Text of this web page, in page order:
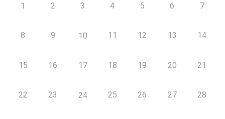
1 2 3 4 5 6 7
8 9 10 11 12 13 14
15 16 17 18 19 20 21
22 23 24 25 26 27 28